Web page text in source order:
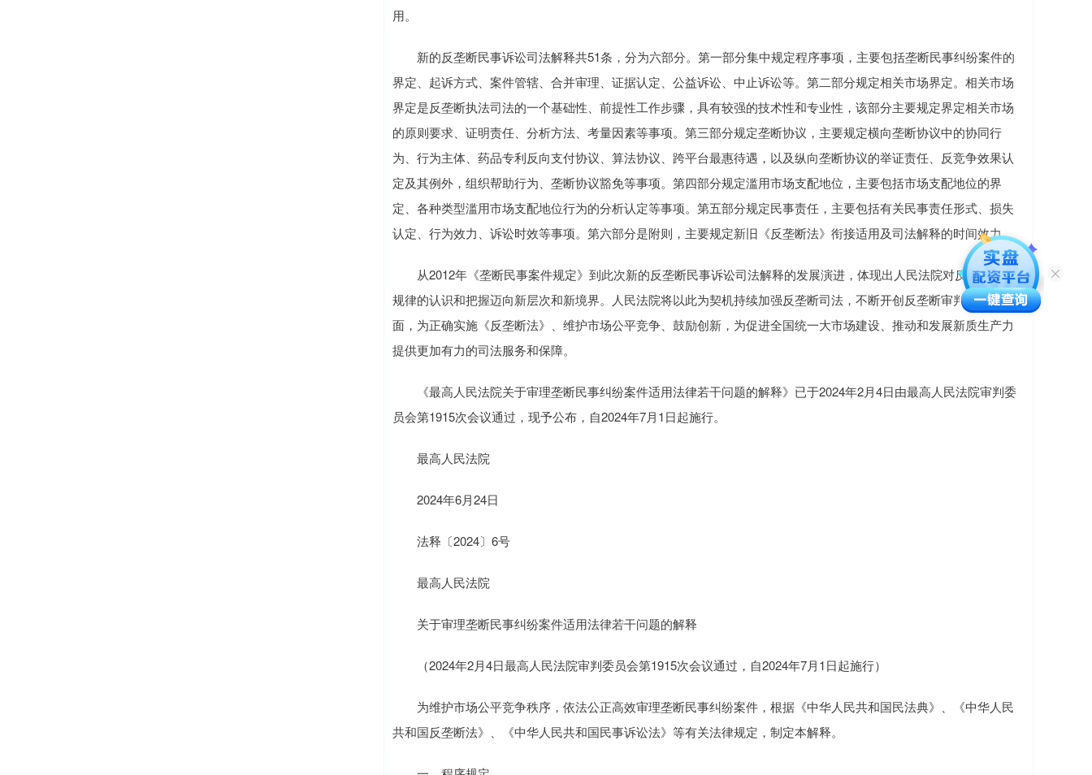
用。
新的反垄断民事诉讼司法解释共51条，分为六部分。第一部分集中规定程序事项，主要包括垄断民事纠纷案件的
界定、起诉方式、案件管辖、合并审理、证据认定、公益诉讼、中止诉讼等。第二部分规定相关市场界定。相关市场
界定是反垄断执法司法的一个基础性、前提性工作步骤，具有较强的技术性和专业性，该部分主要规定界定相关市场
的原则要求、证明责任、分析方法、考量因素等事项。第三部分规定垄断协议，主要规定横向垄断协议中的协同行
为、行为主体、药品专利反向支付协议、算法协议、跨平台最惠待遇，以及纵向垄断协议的举证责任、反竞争效果认
定及其例外，组织帮助行为、垄断协议豁免等事项。第四部分规定滥用市场支配地位，主要包括市场支配地位的界
定、各种类型滥用市场支配地位行为的分析认定等事项。第五部分规定民事责任，主要包括有关民事责任形式、损失
认定、行为效力、诉讼时效等事项。第六部分是附则，主要规定新旧《反垄断法》衔接适用及司法解释的时间效力。
从2012年《垄断民事案件规定》到此次新的反垄断民事诉讼司法解释的发展演进，体现出人民法院对反垄断审判
规律的认识和把握迈向新层次和新境界。人民法院将以此为契机持续加强反垄断司法，不断开创反垄断审判工作新局
面，为正确实施《反垄断法》、维护市场公平竞争、鼓励创新，为促进全国统一大市场建设、推动和发展新质生产力
提供更加有力的司法服务和保障。
《最高人民法院关于审理垄断民事纠纷案件适用法律若干问题的解释》已于2024年2月4日由最高人民法院审判委
员会第1915次会议通过，现予公布，自2024年7月1日起施行。
最高人民法院
2024年6月24日
法释〔2024〕6号
最高人民法院
关于审理垄断民事纠纷案件适用法律若干问题的解释
（2024年2月4日最高人民法院审判委员会第1915次会议通过，自2024年7月1日起施行）
为维护市场公平竞争秩序，依法公正高效审理垄断民事纠纷案件，根据《中华人民共和国民法典》、《中华人民
共和国反垄断法》、《中华人民共和国民事诉讼法》等有关法律规定，制定本解释。